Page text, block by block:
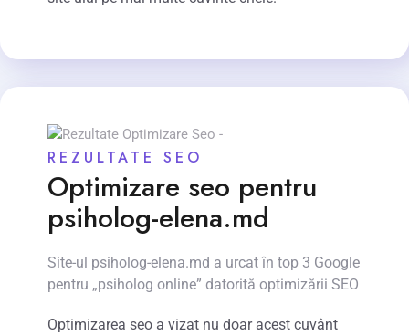
REZULTATE SEO
Optimizare seo pentru
psiholog-elena.md
Site-ul psiholog-elena.md a urcat în top 3 Google
pentru „psiholog online” datorită optimizării SEO
Optimizarea seo a vizat nu doar acest cuvânt